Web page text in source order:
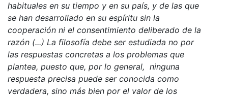
habituales en su tiempo y en su país, y de las que
se han desarrollado en su espíritu sin la
cooperación ni el consentimiento deliberado de la
razón (...) La filosofía debe ser estudiada no por
las respuestas concretas a los problemas que
plantea, puesto que, por lo general, ninguna
respuesta precisa puede ser conocida como
verdadera, sino más bien por el valor de los